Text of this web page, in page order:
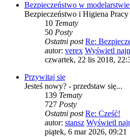
Bezpieczeństwo w
Bezpieczeństwo i Higiena Pracy
10 Tematy
50 Posty
Ostatni post Re:
autor: verex Wyświetl
czwartek, 22 lis 2018,
Przywitaj się
Jesteś nowy? - przedstaw się...
139 Tematy
727 Posty
Ostatni post Re: Cześć!
autor: stansz Wyświetl
piątek, 6 mar 2026, 09:21